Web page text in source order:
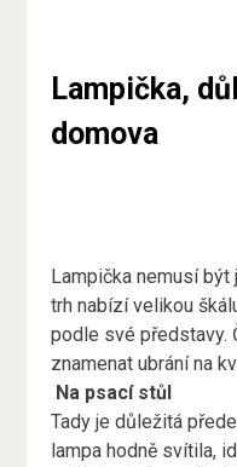
Lampička,
domova
Lampička nemusí být
trh nabízí velikou
podle své představy.
znamenat ubrání na
Na psací stůl
Tady je důležitá
lampa hodně svítila,